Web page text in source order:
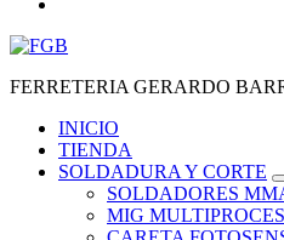
FERRETERIA GERARDO
INICIO
TIENDA
SOLDADURA Y CORTE
SOLDADORES
MIG